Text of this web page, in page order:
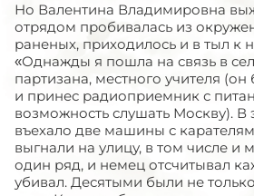
Но Валентина Владимировна
отрядом пробивалась из
раненых, приходилось и в тыл к
«Однажды я пошла на связь в
партизана, местного учителя
и принес радиоприемник с
возможность слушать Москву). В
въехало две машины с
выгнали на улицу, в том числе и
один ряд, и немец отсчитывал
убивал. Десятыми были не